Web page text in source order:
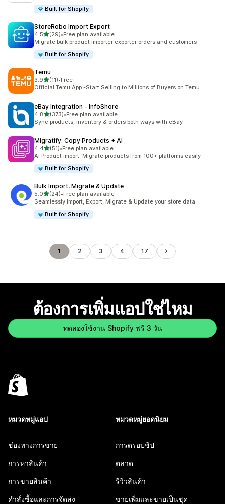
Built for Shopify
StoreRobo Import Export
4.5เต็ม 5 ดาว
(29)
ทั้งหมด 29 รีวิว
•Free plan available
Migrate bulk product importer exporter orders and customers
Built for Shopify
Temu
3.9เต็ม 5 ดาว
(11)
ทั้งหมด 11 รีวิว
•Free
Official Temu App -Start Selling to Millions of Buyers on Temu
eBay Integration ‑ InfoShore
4.8เต็ม 5 ดาว
(373)
ทั้งหมด 373 รีวิว
•Free plan available
Sync products, inventory & orders both ways with eBay
Migratify: Copy Products + AI
4.4เต็ม 5 ดาว
(51)
ทั้งหมด 51 รีวิว
•Free plan available
AI Product import: Migrate products from 100+ platforms easily
Built for Shopify
Bulk Import, Migrate & Update
5.0เต็ม 5 ดาว
(24)
ทั้งหมด 24 รีวิว
•Free plan available
Seamlessly Import, Export, Migrate & Update your store data
Built for Shopify
1 2 3 4 17
ต้องการเพิ่มแอปใช่ไหม
ทดลองใช้งาน Shopify ฟรี 3 วัน
หมวดหมู่แอป
ช่องทางการขาย
การหาสินค้า
การขายสินค้า
คำสั่งซื้อและการจัดส่ง
หมวดหมู่ยอดนิยม
การดรอปชิป
ตลาด
รีวิวสินค้า
ขายเพิ่มและขายเป็นชุด